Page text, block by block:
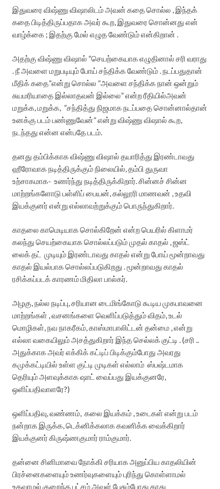
இதுவரை விஷ்ணு விஷாலிடம் அவன் கதை சொல்ல , இந்தக்
கதை பிடித்திருப்பதாக அவர் கூற, இதுவரை சொன்னது என்
வாழ்க்கை ; இதற்கு மேல் எழுத வேண்டும் என்கிறான் .
அதற்கு விஷ்ணு விஷால் “செயற்கையாக எழுதினால் சரி வராது
. நீ அவளை மறுபடியும் போய் சந்திக்க வேண்டும் . நடப்பதுதான்
மீதிக் கதை”என்று சொல்ல ”அவளை சந்திக்க நான் ஒன்றும்
சுயமரியாதை இல்லாதவன் இல்லை” என்ற ரீதியில்அவன்
மறுக்க, மறுக்க, ”சந்தித்து நிஜமாக நடப்பதை சொன்னால்தான்
உனக்கு படம் பண்ணுவேன்” என்று விஷ்ணு விஷால் கூற,
நடந்தது என்ன என்பதே படம்.
தனது தம்பிக்காக விஷ்ணு விஷால் தயாரித்து இரண்டாவது
ஹீரோவாக நடித்திருக்கும் நிலையில், தம்பி துருவா
உற்சாகமாக- உணர்ந்து நடித்திருக்கிறார். சின்னச் சின்ன
மாற்றங்களோடு பள்ளிப் பையன், கல்லூரி மாணவன் , உதவி
இயக்குனர் என்று எல்லாவற்றுக்கும் பொருந்துகிறார்.
காதலை காமெடியாக சொல்கிறேன் என்ற பெயரில் கிளாமர்
கலந்து செயற்கையாக சொல்லப்படும் முதல் காதல் , ஜஸ்ட்
லைக் தட் முடியும் இரண்டாவது காதல் என்று போய் மூன்றாவது
காதல் இயல்பாக சொல்லப்படுகிறது . மூன்றாவது காதல்
ரசிக்கப்படக் காரணம் மிதிலா பால்கர்.
அழகு, நல்ல நடிப்பு, சரியான டைமிங்கோடு கூடிய முகபாவனை
மாற்றங்கள் , வசனங்களை வெளிப்படுத்தும் விதம், உடல்
மொழிகள், நவ நாகரீகம், காஸ்மாபாலிட்டன் தன்மை , என்று
எல்லா வகையிலும் அசத்துகிறார் இந்த செல்லக் குட்டி . (சரி ..
அதுக்காக அவர் எக்கிக் கட்டிப் பிடிக்கும்போது அவரது
கமுக்கட்டியில் உள்ள குட்டி முடிகள் எல்லாம் ஸ்பஷ்டமாக
தெரியும் அளவுக்காக ஷாட் வைப்பது இயக்குனரே,
ஒளிப்பதிவாளரே?)
ஒளிப்பதிவு, வண்ணம், கலை இயக்கம் , உடைகள் என்று படம்
நன்றாக இருக்க, டெக்னிக்கலாக கவனிக்க வைக்கிறார்
இயக்குனர் கிருஷ்ணகுமார் ராம்குமார்.
தன்னை சினிமாவை நோக்கி சரியாக அனுப்பிய காதலியின்
பிரச்னைகளையும் உணர்வுகளையும் புரிந்து கொள்ளாமல்
உதவாமல் குறைந்த பட்சம் அவள் பேசும்போது காது